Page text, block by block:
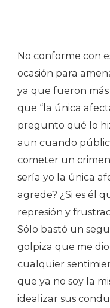
No conforme con
ocasión para
ya que fueron
que “la única
pregunto qué lo
aun cuando
cometer un
sería yo la única
agrede? ¿Si es él
represión y
Sólo bastó un
golpiza que me
cualquier
que ya no soy la
idealizar sus